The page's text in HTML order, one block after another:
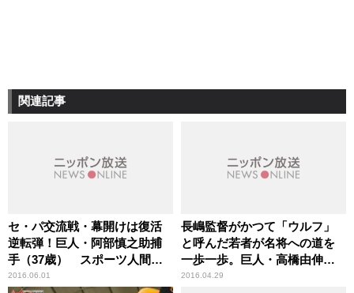
関連記事
セ・パ交流戦・幕開けは復活
逆転弾！巨人・阿部慎之助捕
手（37歳） スポーツ人間模
様
2016.06.01
長嶋監督がかつて「ウルフ」
と呼んだ若者が名将への道を
一歩一歩。巨人・高橋由伸監
督（41歳） スポーツ人間模
2016.04.29